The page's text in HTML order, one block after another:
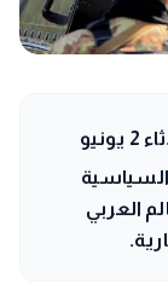
أبرز أخبار اليوم الثلاثاء 2 يونيو
السياسية
العربي